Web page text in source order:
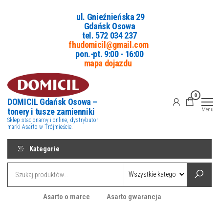
ul. Gnieźnieńska 29
Gdańsk Osowa
tel. 572 034 237
fhudomicil@gmail.com
pon.-pt. 9:00 - 16:00
mapa dojazdu
DOMICIL Gdańsk Osowa –
tonery i tusze zamienniki
Sklep stacjonarny i online, dystrybutor
marki Asarto w Trójmieście.
0
Menu
Kategorie
Asarto o marce Asarto gwarancja